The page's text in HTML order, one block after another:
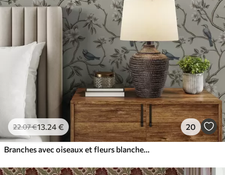
22.07€13.24€ 20
Branches avec oiseaux et fleurs blanches sur un fond délicat